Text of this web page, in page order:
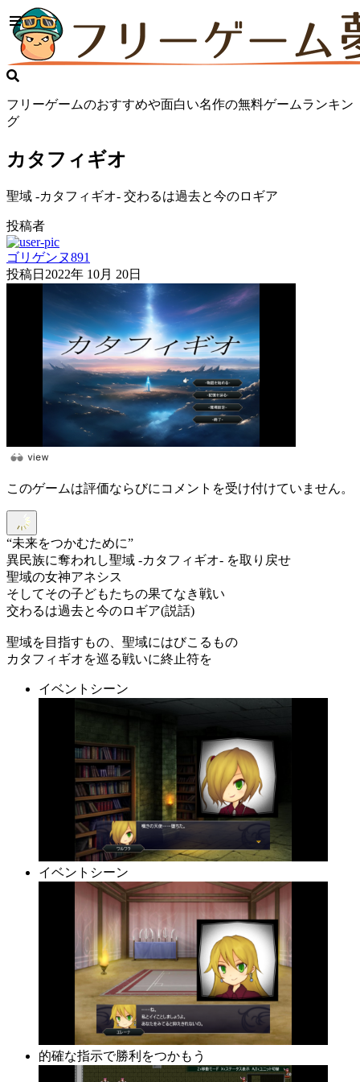
フリーゲームのおすすめや面白い名作の無料ゲームランキン
グ
カタフィギオ
聖域 -カタフィギオ- 交わるは過去と今のロギア
投稿者
ゴリゲンヌ891
投稿日 2022年 10月 20日
このゲームは評価ならびにコメントを受け付けていません。
“未来をつかむために”
異民族に奪われし聖域 -カタフィギオ- を取り戻せ
聖域の女神アネシス
そしてその子どもたちの果てなき戦い
交わるは過去と今のロギア(説話)
聖域を目指すもの、聖域にはびこるもの
カタフィギオを巡る戦いに終止符を
イベントシーン
イベントシーン
的確な指示で勝利をつかもう